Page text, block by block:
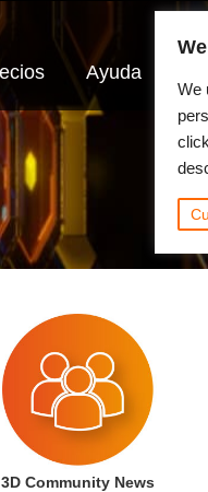
Ayuda
3D Community News
We